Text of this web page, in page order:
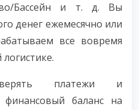
Бассейн и т. д. Вы
денег ежемесячно или
все вовремя
платежи и
баланс на